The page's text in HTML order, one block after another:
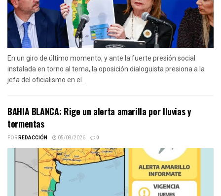
En un giro de último momento, y ante la fuerte presión social
instalada en torno al tema, la oposición dialoguista presiona a la
jefa del oficialismo en el...
BAHIA BLANCA: Rige un alerta amarilla por lluvias y
tormentas
PORREDACCIÓN 05/08/2026 0